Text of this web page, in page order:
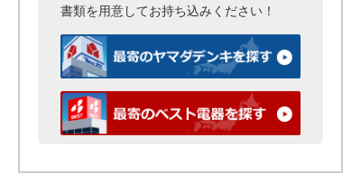
書類を用意してお持ち込みください！